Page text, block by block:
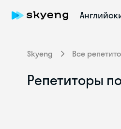
Skyeng Все
Репетиторы